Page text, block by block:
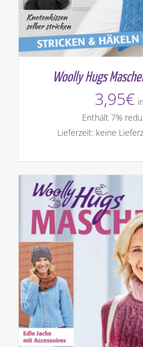
Woolly Hugs
3,95€
Enthält 7%
Lieferzeit: keine